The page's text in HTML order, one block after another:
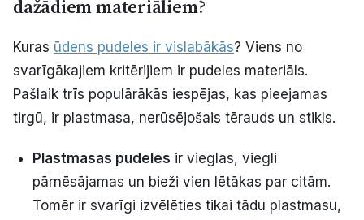
dažādiem materiāliem?
Kuras ūdens pudeles ir vislabākās? Viens no
svarīgākajiem kritērijiem ir pudeles materiāls.
Pašlaik trīs populārākās iespējas, kas pieejamas
tirgū, ir plastmasa, nerūsējošais tērauds un stikls.
Plastmasas pudeles ir vieglas, viegli
pārnēsājamas un bieži vien lētākas par citām.
Tomēr ir svarīgi izvēlēties tikai tādu plastmasu,